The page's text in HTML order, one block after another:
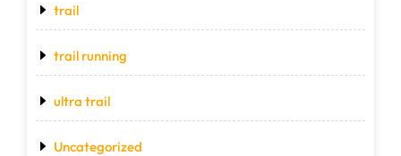
trail
trail running
ultra trail
Uncategorized